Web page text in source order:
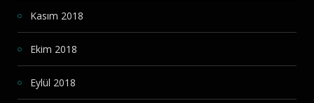
Kasım 2018
Ekim 2018
Eylül 2018